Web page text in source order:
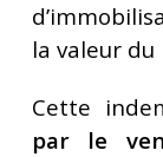
la valeur du
Cette
par le